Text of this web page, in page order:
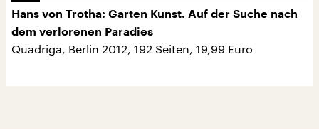
Hans von Trotha: Garten Kunst. Auf der Suche nach
dem verlorenen Paradies
Quadriga, Berlin 2012, 192 Seiten, 19,99 Euro